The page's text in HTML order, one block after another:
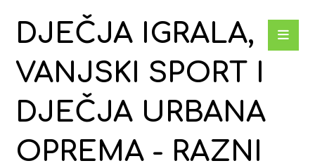
DJEČJA IGRALA,
VANJSKI SPORT I
DJEČJA URBANA
OPREMA - RAZNI